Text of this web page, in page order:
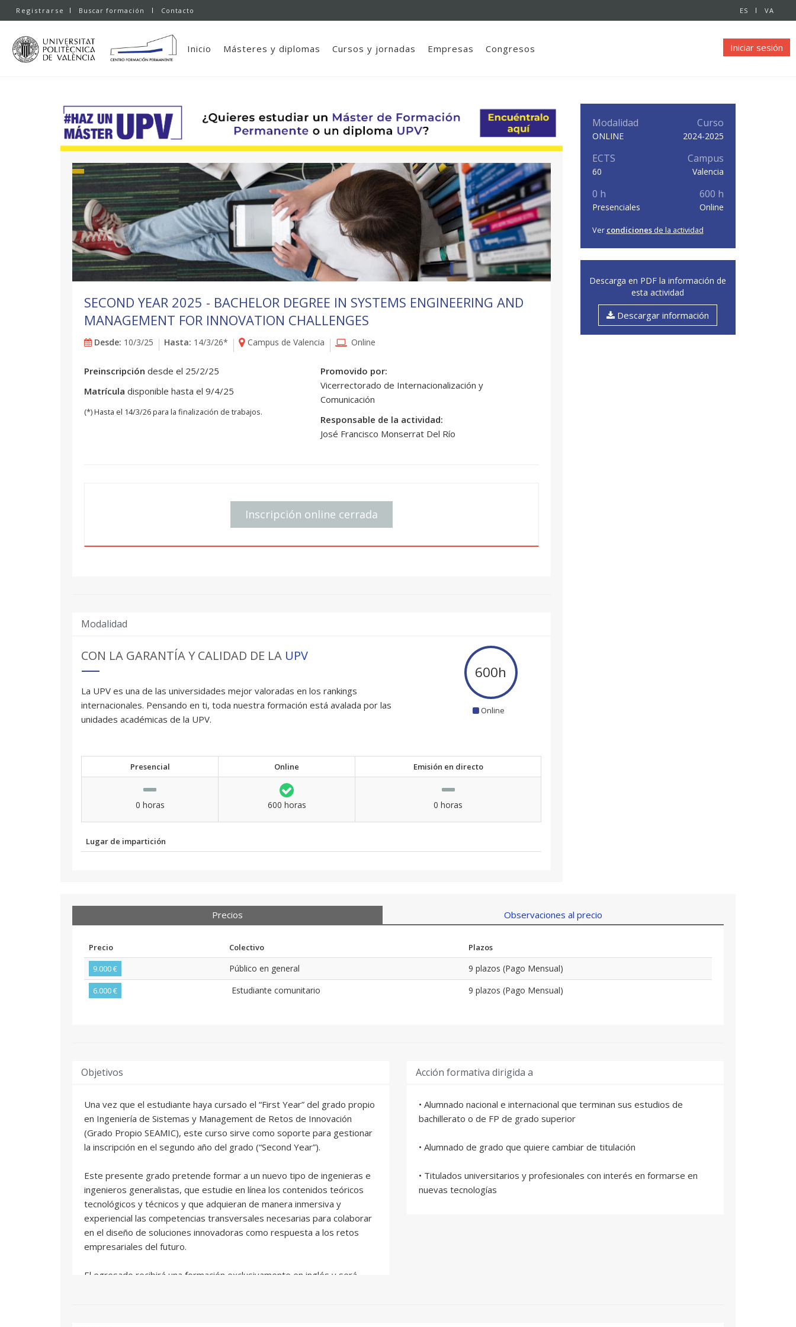
Registrarse Buscar formación Contacto ES VA
Iniciar sesión
Inicio Másteres y diplomas Cursos y jornadas Empresas Congresos
SECOND YEAR 2025 - BACHELOR DEGREE IN SYSTEMS ENGINEERING AND
MANAGEMENT FOR INNOVATION CHALLENGES
Desde: 10/3/25 Hasta: 14/3/26* Campus de Valencia Online
Preinscripción desde el 25/2/25
Matrícula disponible hasta el 9/4/25
(*) Hasta el 14/3/26 para la finalización de trabajos.
Promovido por:
Vicerrectorado de Internacionalización y
Comunicación
Responsable de la actividad:
José Francisco Monserrat Del Río
Inscripción online cerrada
Modalidad
CON LA GARANTÍA Y CALIDAD DE LA UPV
La UPV es una de las universidades mejor valoradas en los rankings
internacionales. Pensando en ti, toda nuestra formación está avalada por las
unidades académicas de la UPV.
600h
Online
Presencial Online Emisión en directo
0 horas 600 horas 0 horas
Lugar de impartición
Modalidad
ONLINE
Curso
2024-2025
ECTS
60
Campus
Valencia
0 h
Presenciales
600 h
Online
Ver condicionesde la actividad
Descarga en PDF la información de
esta actividad
Descargar información
Precios Observaciones al precio
Precio Colectivo
Plazos
9.000 €
Público en general 9 plazos (Pago Mensual)
6.000 € Estudiante comunitario 9 plazos (Pago Mensual)
Objetivos
Una vez que el estudiante haya cursado el “First Year” del grado propio
en Ingeniería de Sistemas y Management de Retos de Innovación
(Grado Propio SEAMIC), este curso sirve como soporte para gestionar
la inscripción en el segundo año del grado (“Second Year”).
Este presente grado pretende formar a un nuevo tipo de ingenieras e
ingenieros generalistas, que estudie en línea los contenidos teóricos
tecnológicos y técnicos y que adquieran de manera inmersiva y
experiencial las competencias transversales necesarias para colaborar
en el diseño de soluciones innovadoras como respuesta a los retos
empresariales del futuro.
El egresado recibirá una formación exclusivamente en inglés y será
Acción formativa dirigida a
• Alumnado nacional e internacional que terminan sus estudios de
bachillerato o de FP de grado superior
• Alumnado de grado que quiere cambiar de titulación
• Titulados universitarios y profesionales con interés en formarse en
nuevas tecnologías